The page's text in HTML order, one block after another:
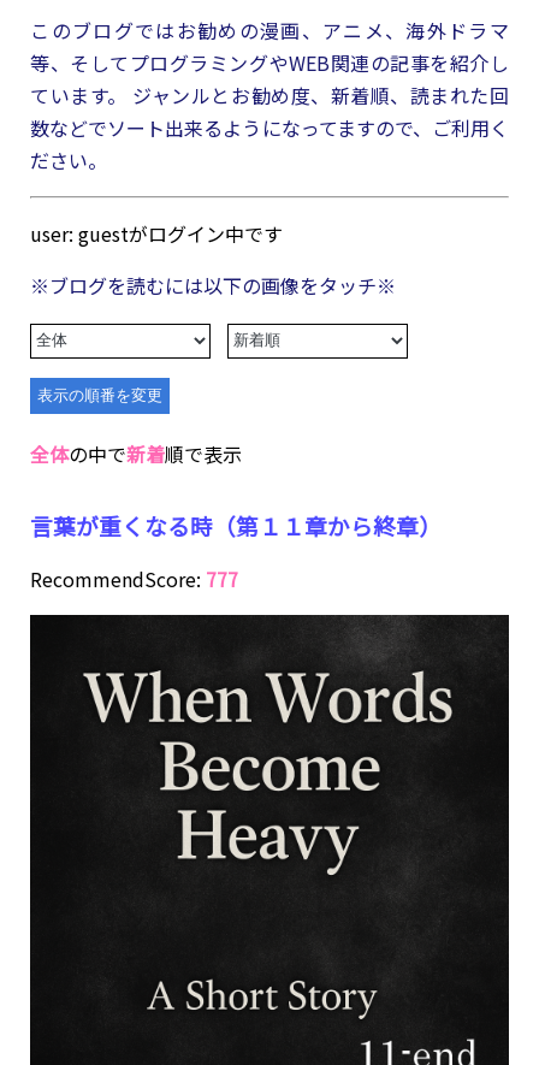
このブログではお勧めの漫画、アニメ、海外ドラマ
等、そしてプログラミングやWEB関連の記事を紹介し
ています。 ジャンルとお勧め度、新着順、読まれた回
数などでソート出来るようになってますので、ご利用く
ださい。
user: guestがログイン中です
※ブログを読むには以下の画像をタッチ※
全体の中で新着順で表示
言葉が重くなる時（第１１章から終章）
RecommendScore: 777